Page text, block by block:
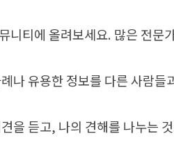
니티에 올려보세요. 많은 전문
나 유용한 정보를 다른 사람들
을 듣고, 나의 견해를 나누는